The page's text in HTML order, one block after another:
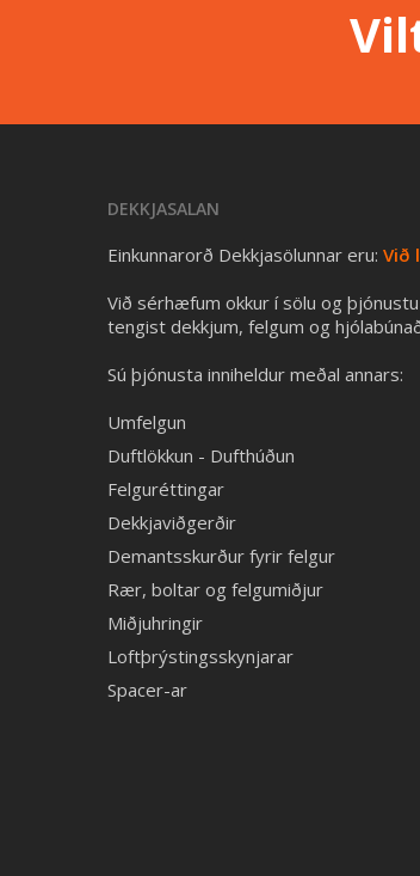
DEKKJASALAN
Einkunnarorð Dekkjasölunnar eru: Við
Við sérhæfum okkur í sölu og
tengist dekkjum, felgum og
Sú þjónusta inniheldur meðal annars:
Umfelgun
Duftlökkun - Dufthúðun
Felguréttingar
Dekkjaviðgerðir
Demantsskurður fyrir felgur
Rær, boltar og felgumiðjur
Miðjuhringir
Loftþrýstingsskynjarar
Spacer-ar